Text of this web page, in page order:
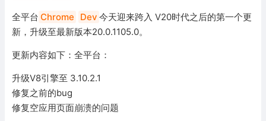
游戏娱乐
安全防御
系统工具
全平台 Chrome Dev 今天迎来跨入 V20时代之后的第一个更
新，升级至最新版本20.0.1105.0。
更新内容如下：全平台：
升级V8引擎至 3.10.2.1
修复之前的bug
修复空应用页面崩溃的问题